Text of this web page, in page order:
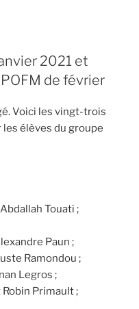
2021 et
de février
Voici les vingt-trois
élèves du groupe
Touati ;
Paun ;
Ramondou ;
Legros ;
Primault ;